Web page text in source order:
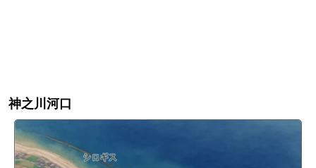
神之川河口